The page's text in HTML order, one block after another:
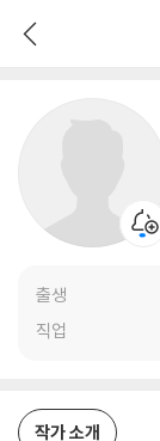
출생
직업
작가 소개